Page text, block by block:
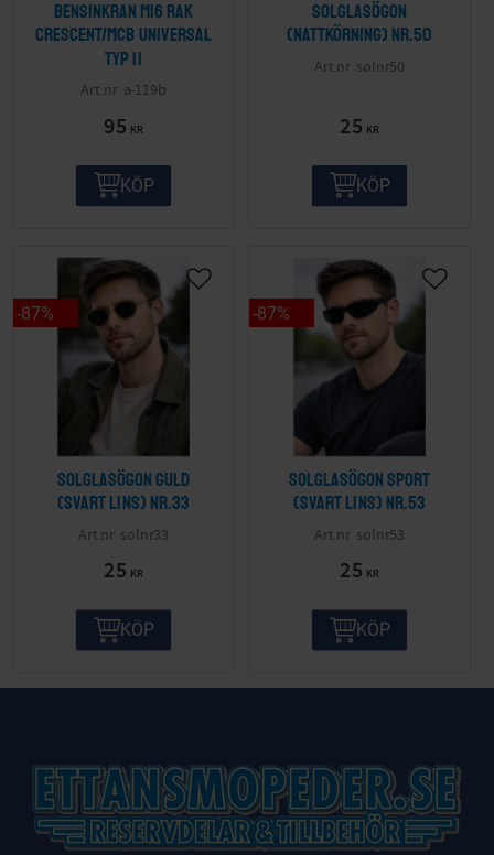
Bensinkran M16 Rak
Crescent/MCB Universal
Typ II
a-119b
95 KR
KÖP
Solglasögon
(nattkörning) nr.50
solnr50
25 KR
KÖP
Solglasögon guld
(svart lins) nr.33
solnr33
25 KR
87%
KÖP
Solglasögon sport
(svart lins) nr.53
solnr53
25 KR
87%
KÖP